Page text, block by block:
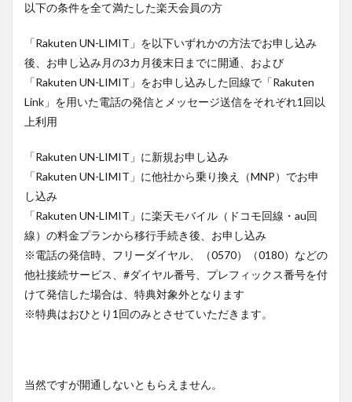
以下の条件を全て満たした楽天会員の方
「Rakuten UN-LIMIT」を以下いずれかの方法でお申し込み
後、お申し込み月の3カ月後末日までに開通、および
「Rakuten UN-LIMIT」をお申し込みした回線で「Rakuten
Link」を用いた電話の発信とメッセージ送信をそれぞれ1回以
上利用
「Rakuten UN-LIMIT」に新規お申し込み
「Rakuten UN-LIMIT」に他社から乗り換え（MNP）でお申
し込み
「Rakuten UN-LIMIT」に楽天モバイル（ドコモ回線・au回
線）の料金プランから移行手続き後、お申し込み
※電話の発信時、フリーダイヤル、（0570）（0180）などの
他社接続サービス、#ダイヤル番号、プレフィックス番号を付
けて発信した場合は、特典対象外となります
※特典はおひとり1回のみとさせていただきます。
当然ですが開通しないともらえません。